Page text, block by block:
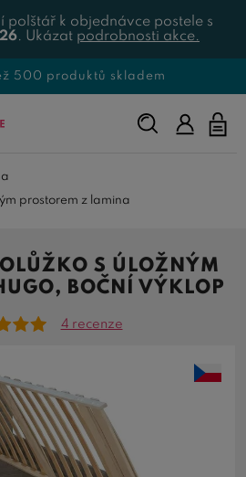
polštář k objednávce postele s
. Ukázat podrobnosti akce.
500 produktů skladem
Napište,
co
prostorem z lamina
S ÚLOŽNÝM
BOČNÍ VÝKLOP
4 recenze